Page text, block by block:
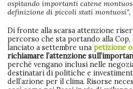
ospitando importanti catene
definizione di piccoli stati montuosi”,
Di fronte alla scarsa attenzione
percorso che sta portando alla Cop,
lanciato a settembre una petizione
richiamare l’attenzione
perché vengano inclusi nelle
destinatari di politiche e
dell’azione per il clima. Risorse